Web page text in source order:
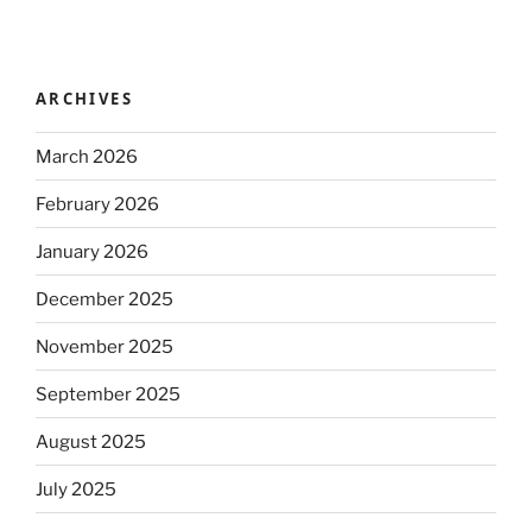
ARCHIVES
March 2026
February 2026
January 2026
December 2025
November 2025
September 2025
August 2025
July 2025